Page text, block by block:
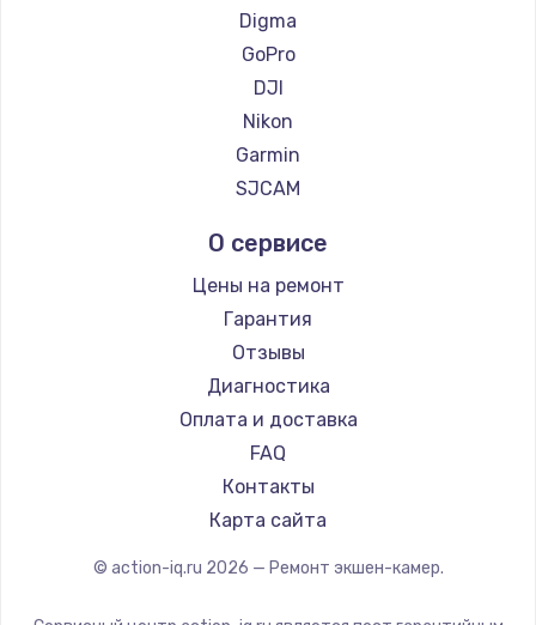
Заказать
Замена регулятора режимов конфорки
Заказать
1300 руб.
Заказать
Замена сигнальной лампы
Заказать
Замена системной платы
Digma
GoPro
DJI
Nikon
Garmin
SJCAM
О сервисе
Цены на ремонт
Гарантия
Отзывы
Диагностика
Оплата и доставка
FAQ
Контакты
Карта сайта
© action-iq.ru 2026 — Ремонт экшен-камер.